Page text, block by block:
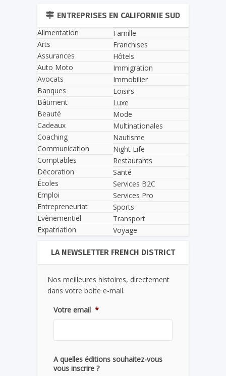
ENTREPRISES EN CALIFORNIE SUD
Alimentation
Arts
Assurances
Auto Moto
Avocats
Banques
Bâtiment
Beauté
Cadeaux
Coaching
Communication
Comptables
Décoration
Écoles
Emploi
Entrepreneuriat
Evènementiel
Expatriation
Famille
Franchises
Hôtels
Immigration
Immobilier
Loisirs
Luxe
Mode
Multinationales
Nautisme
Night Life
Restaurants
Santé
Services B2C
Services Pro
Sports
Transport
Voyage
LA NEWSLETTER FRENCH DISTRICT
Nos meilleures histoires, directement
dans votre boite e-mail.
Votre email *
A quelles éditions souhaitez-vous
vous inscrire ?